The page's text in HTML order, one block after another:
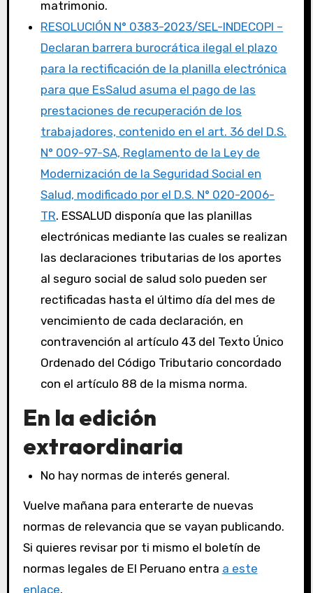
matrimonio.
RESOLUCIÓN N° 0383-2023/SEL-INDECOPI –
Declaran barrera burocrática ilegal el plazo
para la rectificación de la planilla electrónica
para que EsSalud asuma el pago de las
prestaciones de recuperación de los
trabajadores, contenido en el art. 36 del D.S.
N° 009-97-SA, Reglamento de la Ley de
Modernización de la Seguridad Social en
Salud, modificado por el D.S. N° 020-2006-
TR. ESSALUD disponía que las planillas
electrónicas mediante las cuales se realizan
las declaraciones tributarias de los aportes
al seguro social de salud solo pueden ser
rectificadas hasta el último día del mes de
vencimiento de cada declaración, en
contravención al artículo 43 del Texto Único
Ordenado del Código Tributario concordado
con el artículo 88 de la misma norma.
En la edición
extraordinaria
No hay normas de interés general.
Vuelve mañana para enterarte de nuevas
normas de relevancia que se vayan publicando.
Si quieres revisar por ti mismo el boletín de
normas legales de El Peruano entra a este
enlace.